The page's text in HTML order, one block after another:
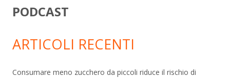
PODCAST
ARTICOLI RECENTI
Consumare meno zucchero da piccoli riduce il rischio di